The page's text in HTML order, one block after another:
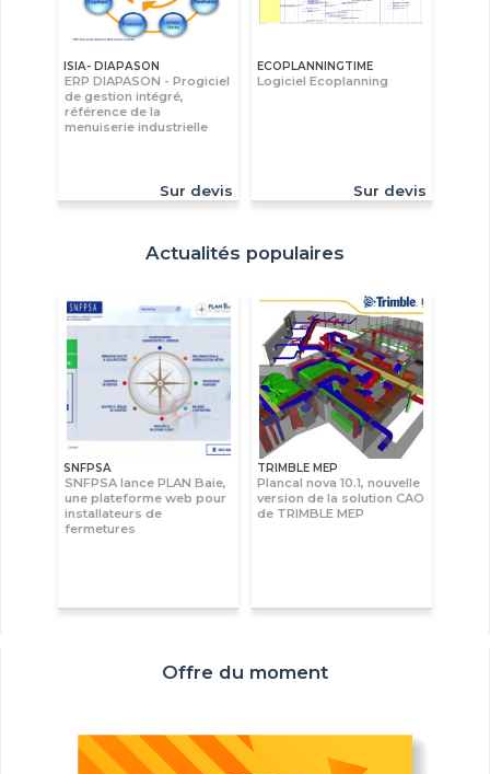
ISIA- DIAPASON
ERP DIAPASON - Progiciel
de gestion intégré,
référence de la
menuiserie industrielle
Sur devis
ECOPLANNINGTIME
Logiciel Ecoplanning
Sur devis
Actualités populaires
SNFPSA
SNFPSA lance PLAN Baie,
une plateforme web pour
installateurs de
fermetures
TRIMBLE MEP
Plancal nova 10.1, nouvelle
version de la solution CAO
de TRIMBLE MEP
Offre du moment